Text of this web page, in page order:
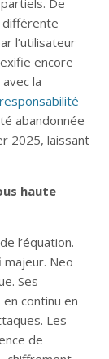
De
différente
l’utilisateur
encore
la
abandonnée
2025, laissant
haute
l’équation.
Neo
Ses
continu en
Les
de